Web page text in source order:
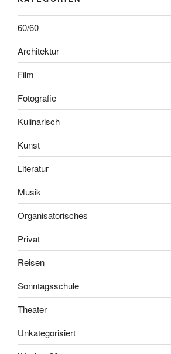
60/60
Architektur
Film
Fotografie
Kulinarisch
Kunst
Literatur
Musik
Organisatorisches
Privat
Reisen
Sonntagsschule
Theater
Unkategorisiert